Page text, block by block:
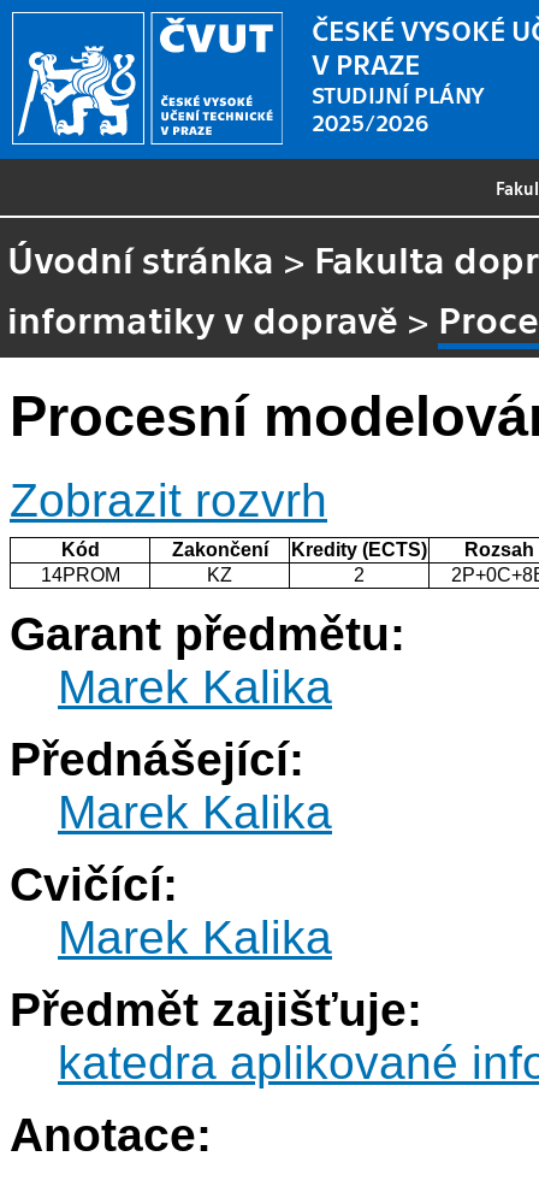
ČESKÉ VYSOKÉ
V PRAZE
STUDIJNÍ PLÁNY
2025/2026
Úvodní stránka > Fakulta
informatiky v dopravě >
Procesní
Zobrazit rozvrh
Kód Zakončení Kredity (ECTS)
Rozsah
14PROM
KZ 2
Garant předmětu:
Marek Kalika
Přednášející:
Marek Kalika
Cvičící:
Marek Kalika
Předmět zajišťuje:
katedra aplikované
Anotace: